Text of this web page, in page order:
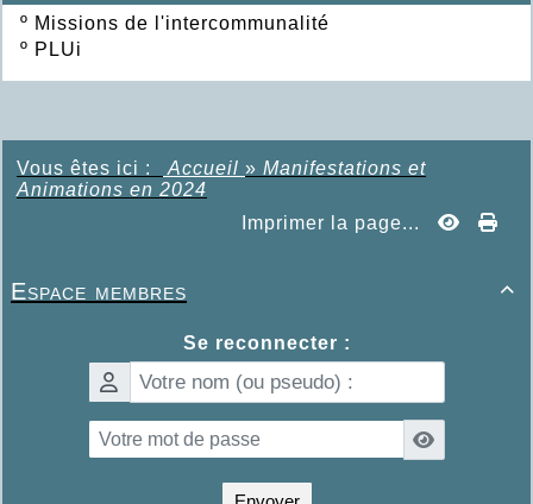
º Missions de l'intercommunalité
º PLUi
Vous êtes ici : Accueil » Manifestations et
Animations en 2024
Imprimer la page...

Espace membres
Se reconnecter :